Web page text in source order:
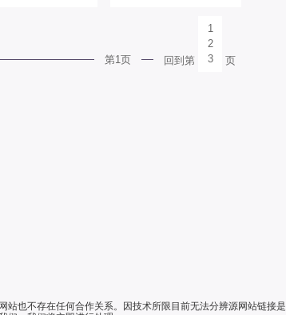
第1页 回到第
1
2
3
页
也不存在任何合作关系。因技术所限目前无法分辨源网站链接是